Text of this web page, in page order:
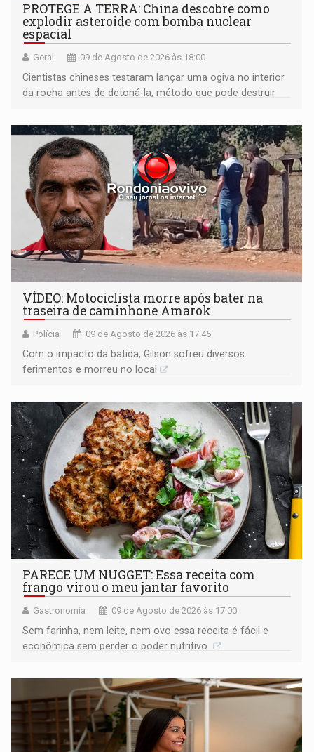
PROTEGE A TERRA: China descobre como
explodir asteroide com bomba nuclear
espacial
Geral 09 de Agosto de 2026 às 18:00
Cientistas chineses testaram lançar uma ogiva no interior
da rocha antes de detoná-la, método que pode destruir
VÍDEO: Motociclista morre após bater na
traseira de caminhone Amarok
Polícia 09 de Agosto de 2026 às 17:45
​Com o impacto da batida, Gilson sofreu diversos
ferimentos e morreu no local
PARECE UM NUGGET: Essa receita com
frango virou o meu jantar favorito
Gastronomia 09 de Agosto de 2026 às 17:00
Sem farinha, nem leite, nem ovo essa receita é fácil e
econômica sem perder o poder nutritivo